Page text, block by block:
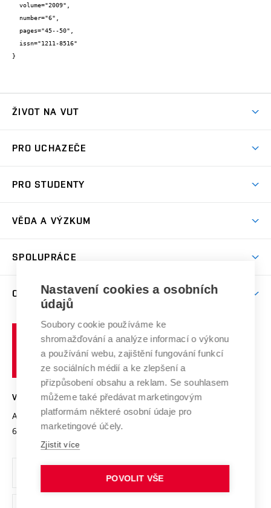
}
ŽIVOT NA VUT
Koleje
Sport na VUT
PRO UCHAZEČE
Dny otevřených dveří
Celoživotní vzdělávání
E-přihláška
PRO STUDENTY
Harmonogram akademického roku
Závěrečné práce
Doktorské studium
Zpracování osobních údajů studentů
Sociální bezpečí
Studium bez bariér
Podpora podnikání
VĚDA A VÝZKUM
Mezinárodní vědecká rada
Systém zajišťování kvality výzkumu
Výzkumné infrastruktury
Transfer znalostí
Open Science
Projekty
Projekty ze strukturálních fondů
Specifický výzkum
SPOLUPRÁCE
Firemní spolupráce
Zahraniční spolupráce
Spolupráce se školami
Mezinárodní dohody
Univerzitní sítě
O UNIVERZITĚ
Profil univerzity
Udržitelná univerzita
Podnikavá univerzita / ContriBUTe
Bezpečná univerzita
Vyznamenání
Organizační struktura
Ochrana osobních údajů
učení
technické
Brně
VYSOKÉ UČENÍ TECHNICKÉ V BRNĚ
Antonínská 548/1
602 00 Brno
www.vut.cz
vut@vutbr.cz
Nastavení cookies a osobních
údajů
Soubory cookie používáme ke
shromažďování a analýze informací o výkonu
a používání webu, zajištění fungování funkcí
ze sociálních médií a ke zlepšení a
přizpůsobení obsahu a reklam. Se souhlasem
můžeme také předávat marketingovým
platformám některé osobní údaje pro
marketingové účely.
Zjistit více
POVOLIT VŠE